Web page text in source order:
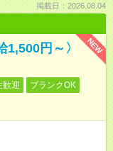
掲載日：2026.08.04
NEW
1,500円～〉
歓迎
ブランクOK